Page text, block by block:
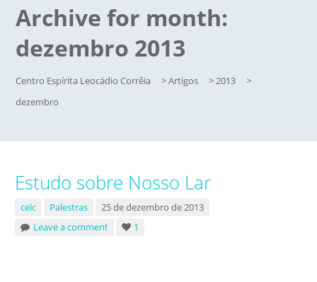
Archive for month:
dezembro 2013
Centro Espírita Leocádio Corrêia >Artigos >2013
>
dezembro
Estudo sobre Nosso Lar
celc Palestras
25 de dezembro de 2013
Leave a comment
1